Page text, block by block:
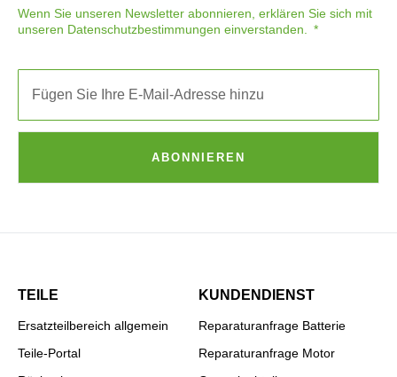
Wenn Sie unseren Newsletter abonnieren, erklären Sie sich mit
unseren Datenschutzbestimmungen einverstanden.
ABONNIEREN
TEILE
Ersatzteilbereich allgemein
Teile-Portal
KUNDENDIENST
Reparaturanfrage Batterie
Reparaturanfrage Motor